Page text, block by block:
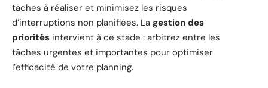
tâches à réaliser et minimisez les risques
d’interruptions non planifiées. La gestion des
priorités intervient à ce stade : arbitrez entre les
tâches urgentes et importantes pour optimiser
l’efficacité de votre planning.